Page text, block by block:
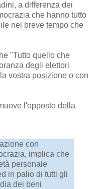
a differenza dei
che hanno tutto
nel breve tempo che
"Tutto quello che
degli elettori
vostra posizione o con
l'opposto della
con
implica che
personale
in palio di tutti gli
dei beni